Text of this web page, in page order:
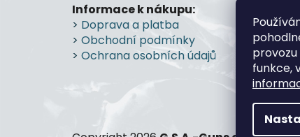
funkce,
Informace k nákupu:
> Doprava a platba
> Obchodní podmínky
> Ochrana osobních údajů
>